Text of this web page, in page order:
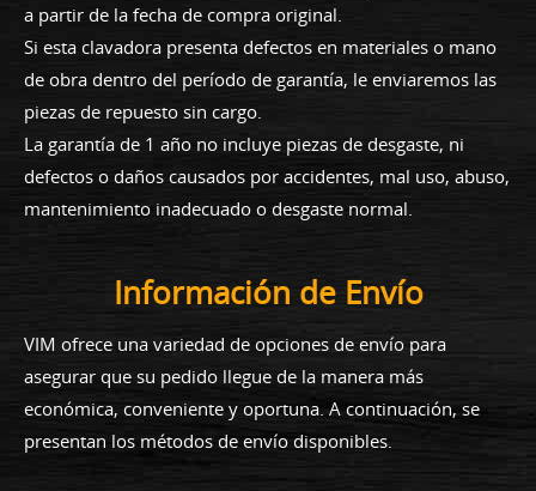
a partir de la fecha de compra original.
Si esta clavadora presenta defectos en materiales o mano
de obra dentro del período de garantía, le enviaremos las
piezas de repuesto sin cargo.
La garantía de 1 año no incluye piezas de desgaste, ni
defectos o daños causados por accidentes, mal uso, abuso,
mantenimiento inadecuado o desgaste normal.
Información de Envío
VIM ofrece una variedad de opciones de envío para
asegurar que su pedido llegue de la manera más
económica, conveniente y oportuna. A continuación, se
presentan los métodos de envío disponibles.